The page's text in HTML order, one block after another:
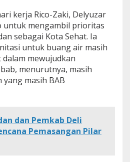
kerja Rico-Zaki, Delyuzar
untuk mengambil prioritas
sebagai Kota Sehat. Ia
untuk buang air masih
mewujudkan
menurutnya, masih
masih BAB
dan Pemkab Deli
Pemasangan Pilar